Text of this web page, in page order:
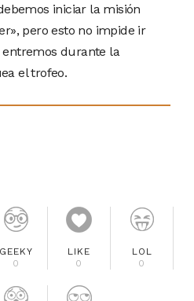
iniciar la misión
pero esto no impide ir
entremos durante la
el trofeo.
GEEKY
0
LIKE
0
LOL
0